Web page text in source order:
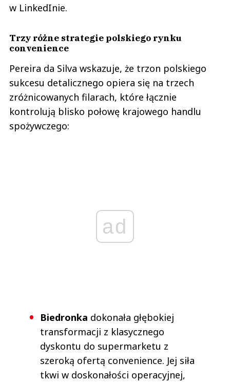
w LinkedInie.
Trzy różne strategie polskiego rynku
convenience
Pereira da Silva wskazuje, że trzon polskiego
sukcesu detalicznego opiera się na trzech
zróżnicowanych filarach, które łącznie
kontrolują blisko połowę krajowego handlu
spożywczego:
ad
Biedronka dokonała głębokiej
transformacji z klasycznego
dyskontu do supermarketu z
szeroką ofertą convenience. Jej siła
tkwi w doskonałości operacyjnej,